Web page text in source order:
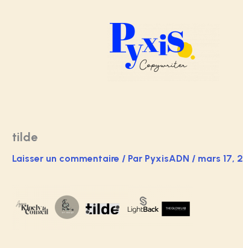
tilde
Laisser un commentaire / Par PyxisADN / mars 17,